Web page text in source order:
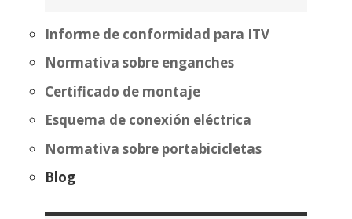
Informe de conformidad para ITV
Normativa sobre enganches
Certificado de montaje
Esquema de conexión eléctrica
Normativa sobre portabicicletas
Blog